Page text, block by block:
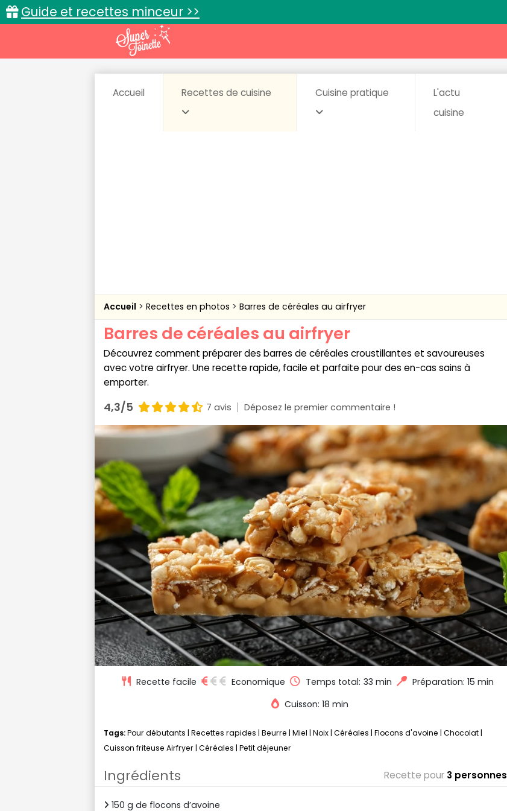
Guide et recettes minceur >>
Accueil Recettes de cuisine Cuisine pratique
L'actu
cuisine
Accueil Recettes en photos Barres de céréales au airfryer
Barres de céréales au airfryer
Découvrez comment préparer des barres de céréales croustillantes et savoureuses
avec votre airfryer. Une recette rapide, facile et parfaite pour des en-cas sains à
emporter.
4,3/5 7 avis Déposez le premier commentaire !
Recette facile Economique Temps total: 33 min
Préparation: 15 min
Cuisson: 18 min
Tags:Pour débutants | Recettes rapides | Beurre | Miel | Noix | Céréales | Flocons d'avoine | Chocolat |
Cuisson friteuse Airfryer | Céréales | Petit déjeuner
Ingrédients Recette pour 3 personnes
150 g de flocons d’avoine